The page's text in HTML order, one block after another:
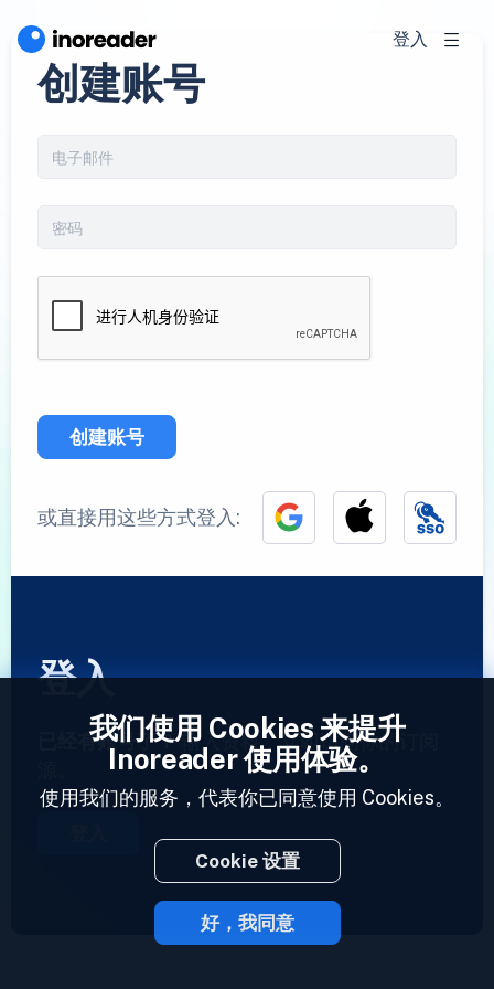
登入
创建账号
创建账号
或直接用这些方式登入:
登入
已经有账号了？输入资料，立即访问你的订阅
2023 © Inoreader
我们使用 Cookies 来提升
Inoreader 使用体验。
使用我们的服务，代表你已同意使用 Cookies。
Cookie 设置
好，我同意